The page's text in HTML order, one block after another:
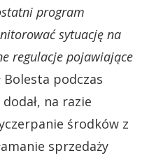
program
sytuację na
regulacje pojawiające
Bolesta podczas
na razie
środków z
sprzedaży